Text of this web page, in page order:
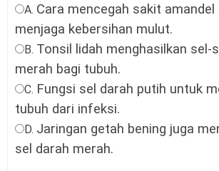
A. Cara mencegah sakit amandel
menjaga kebersihan mulut.
B. Tonsil lidah menghasilkan sel-
merah bagi tubuh.
C. Fungsi sel darah putih untuk
tubuh dari infeksi.
D. Jaringan getah bening juga
sel darah merah.